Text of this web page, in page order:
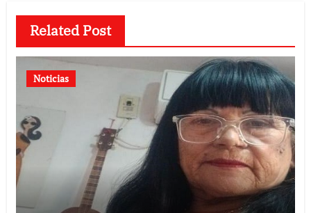
Related Post
Noticias